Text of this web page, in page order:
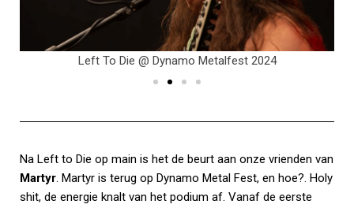
Left To Die @ Dynamo Metalfest 2024
Na Left to Die op main is het de beurt aan onze vrienden van
Martyr. Martyr is terug op Dynamo Metal Fest, en hoe?. Holy
shit, de energie knalt van het podium af. Vanaf de eerste